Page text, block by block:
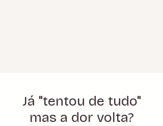
​Já "tentou de tudo"
mas a dor volta?